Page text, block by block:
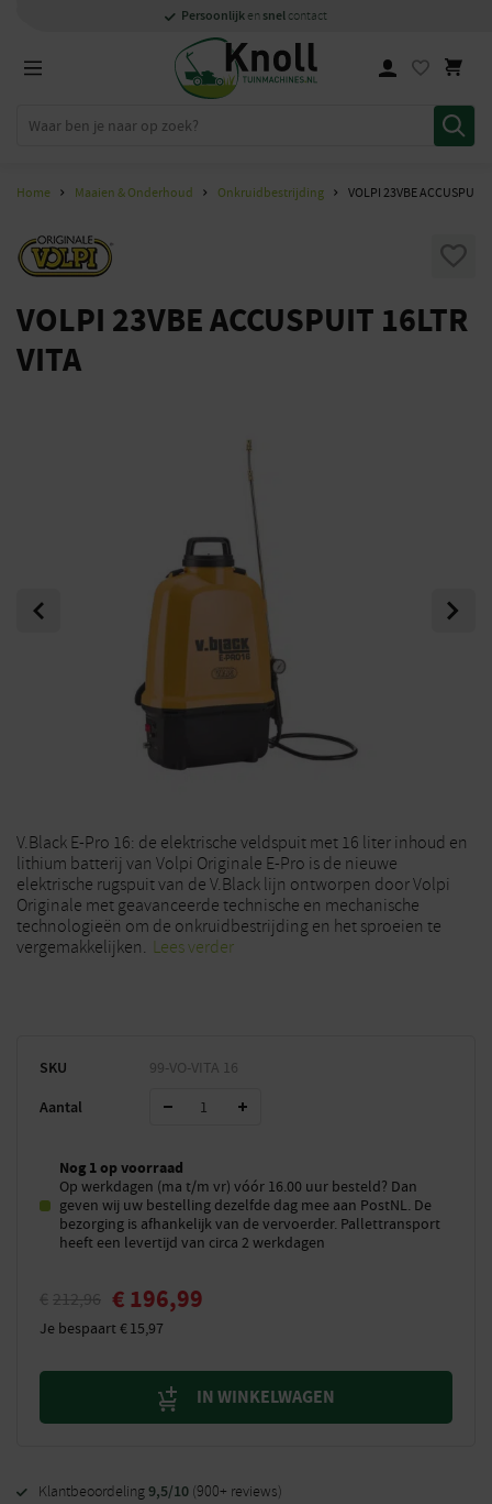
Specialistenmet kennis van zaken
1000m2showroom in Staphorst
Persoonlijk en snel contact
Home Maaien & Onderhoud Onkruidbestrijding VOLPI 23VBE ACCUSPUIT
VOLPI 23VBE ACCUSPUIT 16LTR
VITA
Previous Next
V.Black E-Pro 16: de elektrische veldspuit met 16 liter inhoud en
lithium batterij van Volpi Originale E-Pro is de nieuwe
elektrische rugspuit van de V.Black lijn ontworpen door Volpi
Originale met geavanceerde technische en mechanische
technologieën om de onkruidbestrijding en het sproeien te
vergemakkelijken. Lees verder
SKU 99-VO-VITA 16
Aantal
Nog 1 op voorraad
Op werkdagen (ma t/m vr) vóór 16.00 uur besteld? Dan
geven wij uw bestelling dezelfde dag mee aan PostNL. De
bezorging is afhankelijk van de vervoerder. Pallettransport
heeft een levertijd van circa 2 werkdagen
€ 212,96 € 196,99
Je bespaart€15,97
IN WINKELWAGEN
Klantbeoordeling9,5/10 (900+ reviews)